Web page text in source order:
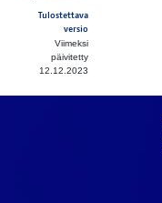
Tulostettava
versio
Viimeksi
päivitetty
12.12.2023